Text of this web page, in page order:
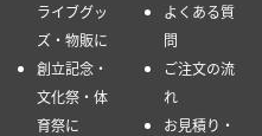
ライブグッ
ズ・物販に
創立記念・
文化祭・体
育祭に
よくある質
問
ご注文の流
れ
お見積り・